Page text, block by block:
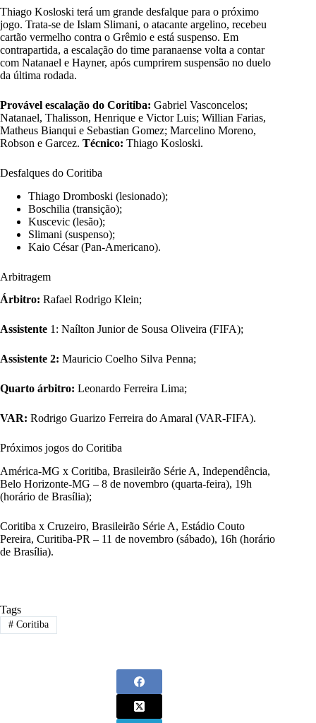
Thiago Kosloski terá um grande desfalque para o próximo
jogo. Trata-se de Islam Slimani, o atacante argelino, recebeu
cartão vermelho contra o Grêmio e está suspenso. Em
contrapartida, a escalação do time paranaense volta a contar
com Natanael e Hayner, após cumprirem suspensão no duelo
da última rodada.
Provável escalação do Coritiba: Gabriel Vasconcelos;
Natanael, Thalisson, Henrique e Victor Luis; Willian Farias,
Matheus Bianqui e Sebastian Gomez; Marcelino Moreno,
Robson e Garcez. Técnico: Thiago Kosloski.
Desfalques do Coritiba
Thiago Dromboski (lesionado);
Boschilia (transição);
Kuscevic (lesão);
Slimani (suspenso);
Kaio César (Pan-Americano).
Arbitragem
Árbitro: Rafael Rodrigo Klein;
Assistente 1: Naílton Junior de Sousa Oliveira (FIFA);
Assistente 2: Mauricio Coelho Silva Penna;
Quarto árbitro: Leonardo Ferreira Lima;
VAR: Rodrigo Guarizo Ferreira do Amaral (VAR-FIFA).
Próximos jogos do Coritiba
América-MG x Coritiba, Brasileirão Série A, Independência,
Belo Horizonte-MG – 8 de novembro (quarta-feira), 19h
(horário de Brasília);
Coritiba x Cruzeiro, Brasileirão Série A, Estádio Couto
Pereira, Curitiba-PR – 11 de novembro (sábado), 16h (horário
de Brasília).
Tags
#Coritiba